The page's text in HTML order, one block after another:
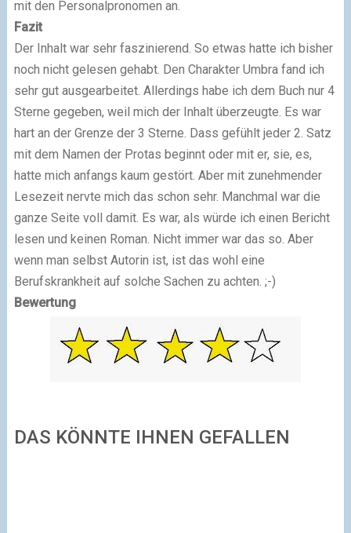
mit den Personalpronomen an.
Fazit
Der Inhalt war sehr faszinierend. So etwas hatte ich bisher
noch nicht gelesen gehabt. Den Charakter Umbra fand ich
sehr gut ausgearbeitet. Allerdings habe ich dem Buch nur 4
Sterne gegeben, weil mich der Inhalt überzeugte. Es war
hart an der Grenze der 3 Sterne. Dass gefühlt jeder 2. Satz
mit dem Namen der Protas beginnt oder mit er, sie, es,
hatte mich anfangs kaum gestört. Aber mit zunehmender
Lesezeit nervte mich das schon sehr. Manchmal war die
ganze Seite voll damit. Es war, als würde ich einen Bericht
lesen und keinen Roman. Nicht immer war das so. Aber
wenn man selbst Autorin ist, ist das wohl eine
Berufskrankheit auf solche Sachen zu achten. ;-)
Bewertung
DAS KÖNNTE IHNEN GEFALLEN